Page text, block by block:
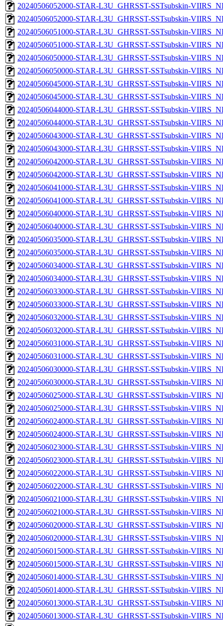
20240506052000-STAR-L3U_GHRSST-SSTsubskin-
20240506052000-STAR-L3U_GHRSST-SSTsubskin-
20240506051000-STAR-L3U_GHRSST-SSTsubskin-
20240506051000-STAR-L3U_GHRSST-SSTsubskin-
20240506050000-STAR-L3U_GHRSST-SSTsubskin-
20240506050000-STAR-L3U_GHRSST-SSTsubskin-
20240506045000-STAR-L3U_GHRSST-SSTsubskin-
20240506045000-STAR-L3U_GHRSST-SSTsubskin-
20240506044000-STAR-L3U_GHRSST-SSTsubskin-
20240506044000-STAR-L3U_GHRSST-SSTsubskin-
20240506043000-STAR-L3U_GHRSST-SSTsubskin-
20240506043000-STAR-L3U_GHRSST-SSTsubskin-
20240506042000-STAR-L3U_GHRSST-SSTsubskin-
20240506042000-STAR-L3U_GHRSST-SSTsubskin-
20240506041000-STAR-L3U_GHRSST-SSTsubskin-
20240506041000-STAR-L3U_GHRSST-SSTsubskin-
20240506040000-STAR-L3U_GHRSST-SSTsubskin-
20240506040000-STAR-L3U_GHRSST-SSTsubskin-
20240506035000-STAR-L3U_GHRSST-SSTsubskin-
20240506035000-STAR-L3U_GHRSST-SSTsubskin-
20240506034000-STAR-L3U_GHRSST-SSTsubskin-
20240506034000-STAR-L3U_GHRSST-SSTsubskin-
20240506033000-STAR-L3U_GHRSST-SSTsubskin-
20240506033000-STAR-L3U_GHRSST-SSTsubskin-
20240506032000-STAR-L3U_GHRSST-SSTsubskin-
20240506032000-STAR-L3U_GHRSST-SSTsubskin-
20240506031000-STAR-L3U_GHRSST-SSTsubskin-
20240506031000-STAR-L3U_GHRSST-SSTsubskin-
20240506030000-STAR-L3U_GHRSST-SSTsubskin-
20240506030000-STAR-L3U_GHRSST-SSTsubskin-
20240506025000-STAR-L3U_GHRSST-SSTsubskin-
20240506025000-STAR-L3U_GHRSST-SSTsubskin-
20240506024000-STAR-L3U_GHRSST-SSTsubskin-
20240506024000-STAR-L3U_GHRSST-SSTsubskin-
20240506023000-STAR-L3U_GHRSST-SSTsubskin-
20240506023000-STAR-L3U_GHRSST-SSTsubskin-
20240506022000-STAR-L3U_GHRSST-SSTsubskin-
20240506022000-STAR-L3U_GHRSST-SSTsubskin-
20240506021000-STAR-L3U_GHRSST-SSTsubskin-
20240506021000-STAR-L3U_GHRSST-SSTsubskin-
20240506020000-STAR-L3U_GHRSST-SSTsubskin-
20240506020000-STAR-L3U_GHRSST-SSTsubskin-
20240506015000-STAR-L3U_GHRSST-SSTsubskin-
20240506015000-STAR-L3U_GHRSST-SSTsubskin-
20240506014000-STAR-L3U_GHRSST-SSTsubskin-
20240506014000-STAR-L3U_GHRSST-SSTsubskin-
20240506013000-STAR-L3U_GHRSST-SSTsubskin-
20240506013000-STAR-L3U_GHRSST-SSTsubskin-